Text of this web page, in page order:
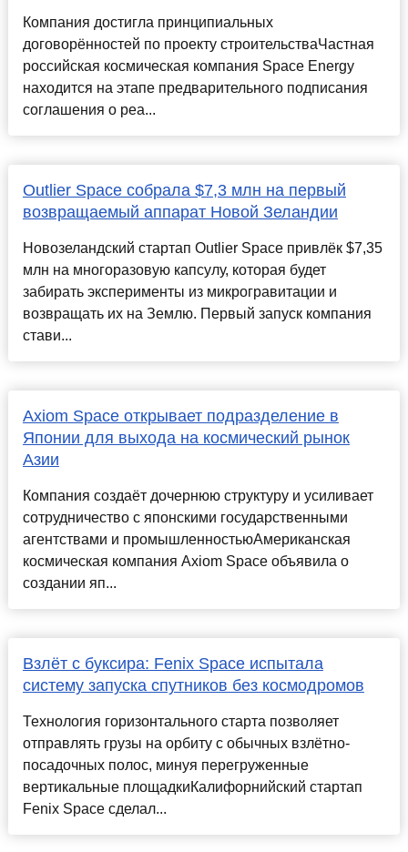
Компания достигла принципиальных
договорённостей по проекту строительстваЧастная
российская космическая компания Space Energy
находится на этапе предварительного подписания
соглашения о реа...
Outlier Space собрала $7,3 млн на первый
возвращаемый аппарат Новой Зеландии
Новозеландский стартап Outlier Space привлёк $7,35
млн на многоразовую капсулу, которая будет
забирать эксперименты из микрогравитации и
возвращать их на Землю. Первый запуск компания
стави...
Axiom Space открывает подразделение в
Японии для выхода на космический рынок
Азии
Компания создаёт дочернюю структуру и усиливает
сотрудничество с японскими государственными
агентствами и промышленностьюАмериканская
космическая компания Axiom Space объявила о
создании яп...
Взлёт с буксира: Fenix Space испытала
систему запуска спутников без космодромов
Технология горизонтального старта позволяет
отправлять грузы на орбиту с обычных взлётно-
посадочных полос, минуя перегруженные
вертикальные площадкиКалифорнийский стартап
Fenix Space сделал...